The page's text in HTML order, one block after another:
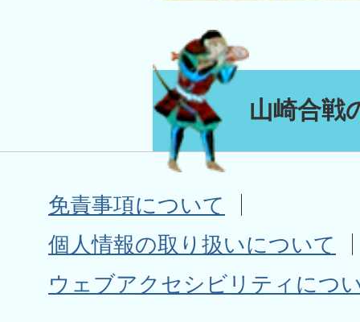
山崎合戦
免責事項について
個人情報の取り扱いについて
ウェブアクセシビリティにつ